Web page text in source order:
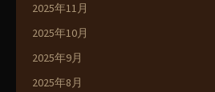
2025年11月
2025年10月
2025年9月
2025年8月